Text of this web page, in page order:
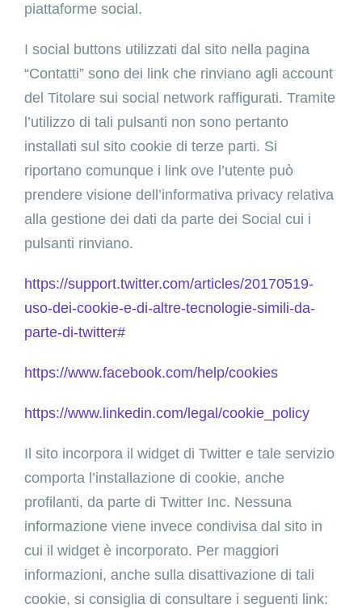
piattaforme social.
I social buttons utilizzati dal sito nella pagina
“Contatti” sono dei link che rinviano agli account
del Titolare sui social network raffigurati. Tramite
l’utilizzo di tali pulsanti non sono pertanto
installati sul sito cookie di terze parti. Si
riportano comunque i link ove l’utente può
prendere visione dell’informativa privacy relativa
alla gestione dei dati da parte dei Social cui i
pulsanti rinviano.
https://support.twitter.com/articles/20170519-
uso-dei-cookie-e-di-altre-tecnologie-simili-da-
parte-di-twitter#
https://www.facebook.com/help/cookies
https://www.linkedin.com/legal/cookie_policy
Il sito incorpora il widget di Twitter e tale servizio
comporta l’installazione di cookie, anche
profilanti, da parte di Twitter Inc. Nessuna
informazione viene invece condivisa dal sito in
cui il widget è incorporato. Per maggiori
informazioni, anche sulla disattivazione di tali
cookie, si consiglia di consultare i seguenti link: